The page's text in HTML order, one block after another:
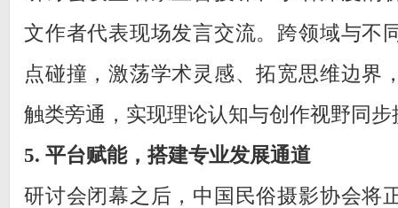
文作者代表现场发言交流。跨领域与不
点碰撞，激荡学术灵感、拓宽思维边界
触类旁通，实现理论认知与创作视野同步
5. 平台赋能，搭建专业发展通道
研讨会闭幕之后，中国民俗摄影协会将